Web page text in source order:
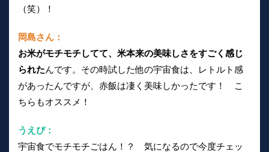
（笑）！
岡島さん：
お米がモチモチしてて、米本来の美味しさをすごく感じ
られたんです。その時試した他の宇宙食は、レトルト感
があったんですが、赤飯は凄く美味しかったです！ こ
ちらもオススメ！
うえぴ：
宇宙食でモチモチごはん！？ 気になるので今度チェッ